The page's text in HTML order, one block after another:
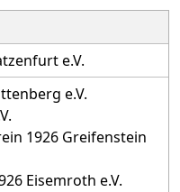
e.V.
e.V.
1926 Greifenstein
Eisemroth e.V.